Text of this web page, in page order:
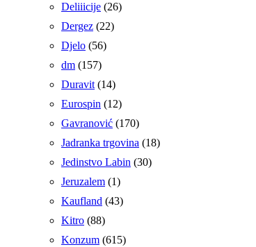
Deliiicije (26)
Dergez (22)
Djelo (56)
dm (157)
Duravit(14)
Eurospin (12)
Gavranović (170)
Jadranka trgovina (18)
Jedinstvo Labin (30)
Jeruzalem (1)
Kaufland (43)
Kitro (88)
Konzum (615)